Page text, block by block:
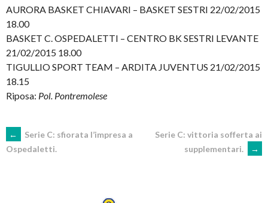
AURORA BASKET CHIAVARI – BASKET SESTRI 22/02/2015
18.00
BASKET C. OSPEDALETTI – CENTRO BK SESTRI LEVANTE
21/02/2015 18.00
TIGULLIO SPORT TEAM – ARDITA JUVENTUS 21/02/2015
18.15
Riposa: Pol. Pontremolese
POST
←
Serie C: sfiorata l’impresa a
Ospedaletti.
Serie C: vittoria sofferta ai
supplementari.
→